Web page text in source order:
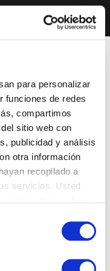
para personalizar
funciones de redes
compartimos
sitio web con
publicidad y análisis
otra información
recopilado a
servicios. Usted